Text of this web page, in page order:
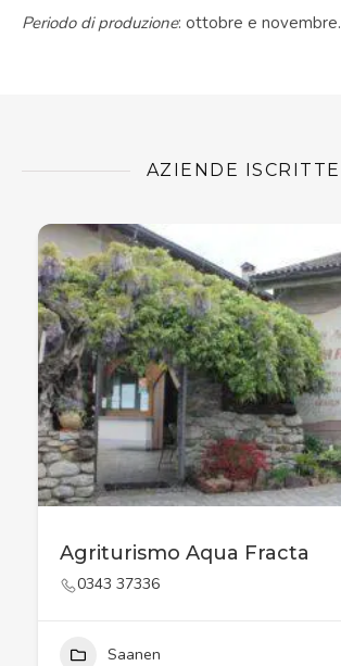
Periodo di produzione: ottobre e novembre.
AZIENDE ISCRITTE
Agriturismo Aqua Fracta
0343 37336
Saanen